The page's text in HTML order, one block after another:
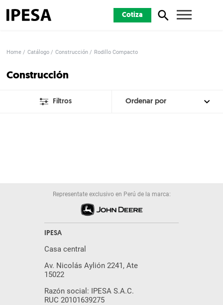
Cotiza
Home Catálogo Construcción Rodillo Compacto
Construcción
Filtros
Representate exclusivo en Perú de la marca:
IPESA
Casa central
Av. Nicolás Aylión 2241, Ate
15022
Razón social: IPESA S.A.C.
RUC 20101639275